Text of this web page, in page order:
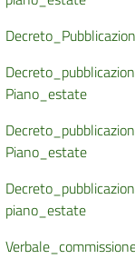
Piano_estate
Piano_estate
piano_estate